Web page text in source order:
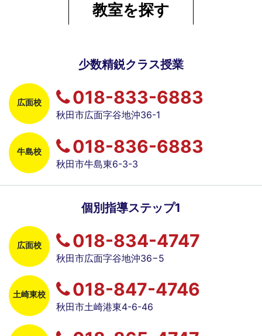
教室を探す
少数精鋭クラス授業
広面校 018-833-6883
秋田市広面字谷地沖36-1
牛島校 018-836-6883
秋田市牛島東6-3-3
個別指導ステップ1
広面校 018-834-4747
秋田市広面字谷地沖36−5
土崎東校 018-847-4746
秋田市土崎港東4-6-46